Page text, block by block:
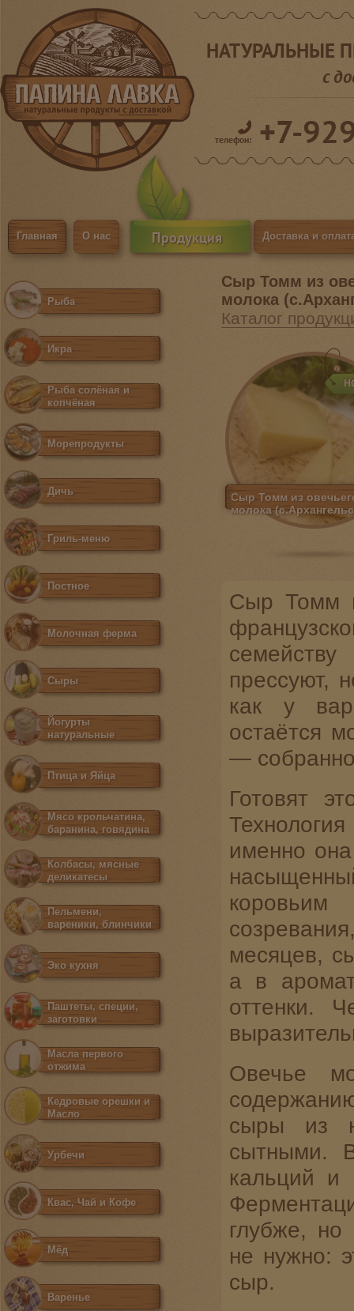
Главная О нас Продукция Доставка и
НАТУРАЛЬНЫЕ
с
телефон: +7-
Сыр Томм из
молока
Каталог
Сыр Томм из
молока
Сыр Томм
прессуют,
как у
остаётся
—
Готовят
именно
месяцев,
а в
оттенки.
Овечье
сыры из
сытными.
кальций
глубже,
не нужно:
сыр.
Рыба
Икра
Рыба солёная и
копчёная
Морепродукты
Дичь
Гриль-меню
Постное
Молочная ферма
Сыры
Йогурты
натуральные
Птица и Яйца
Мясо крольчатина,
баранина, говядина
Колбасы, мясные
деликатесы
Пельмени,
вареники, блинчики
Эко кухня
Паштеты, специи,
заготовки
Масла первого
отжима
Кедровые орешки и
Масло
Урбечи
Квас, Чай и Кофе
Мёд
Варенье